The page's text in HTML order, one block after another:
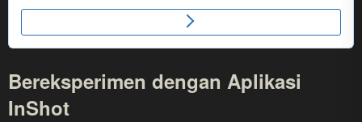
Bereksperimen dengan Aplikasi
InShot